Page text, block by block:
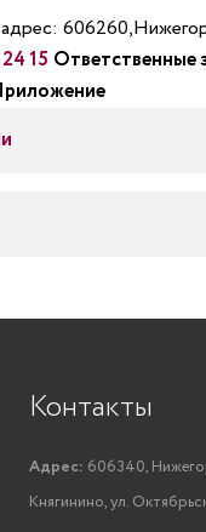
15 Ответственные
Контакты
Адрес: 606340,
Княгинино, ул.